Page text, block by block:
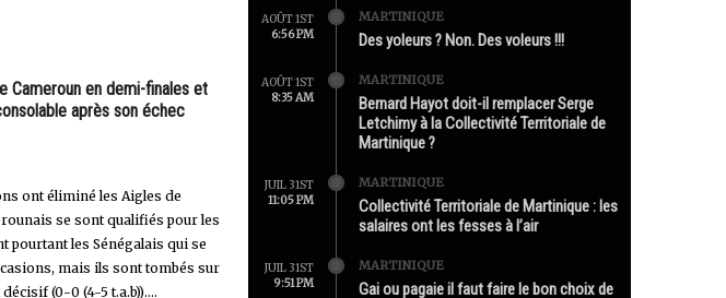
Cameroun en demi-finales et
après son échec
ont éliminé les Aigles de
se sont qualifiés pour les
pourtant les Sénégalais qui se
mais ils sont tombés sur
(0-0 (4-5 t.a.b))....
AOÛT 1ST
6:56 PM
MARTINIQUE
Des yoleurs ? Non. Des voleurs !!!
AOÛT 1ST
8:35 AM
MARTINIQUE
Bernard Hayot doit-il remplacer Serge
Letchimy à la Collectivité Territoriale de
Martinique ?
JUIL 31ST
11:05 PM
MARTINIQUE
Collectivité Territoriale de Martinique : les
salaires ont les fesses à l’air
JUIL 31ST
9:51 PM
MARTINIQUE
Gai ou pagaie il faut faire le bon choix de